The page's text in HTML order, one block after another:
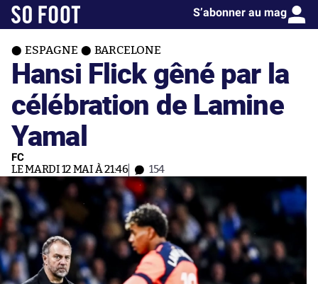
S’abonner au mag
ESPAGNE BARCELONE
Hansi Flick gêné par la
célébration de Lamine
Yamal
FC
LE MARDI 12 MAI À 21:46 154